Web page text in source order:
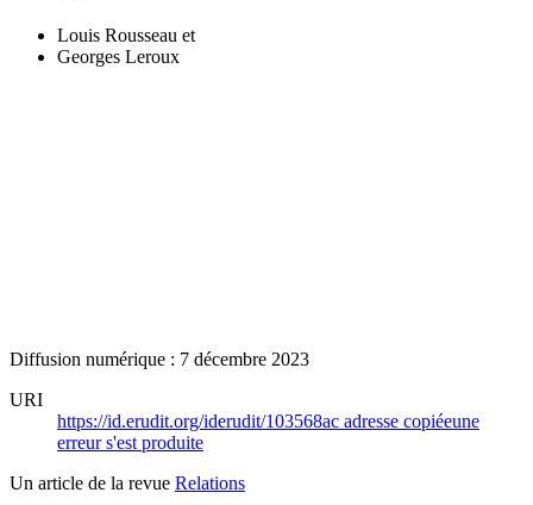
Louis Rousseau et
Georges Leroux
Diffusion numérique : 7 décembre 2023
URI
https://id.erudit.org/iderudit/103568ac adresse copiéeune
erreur s'est produite
Un article de la revue Relations